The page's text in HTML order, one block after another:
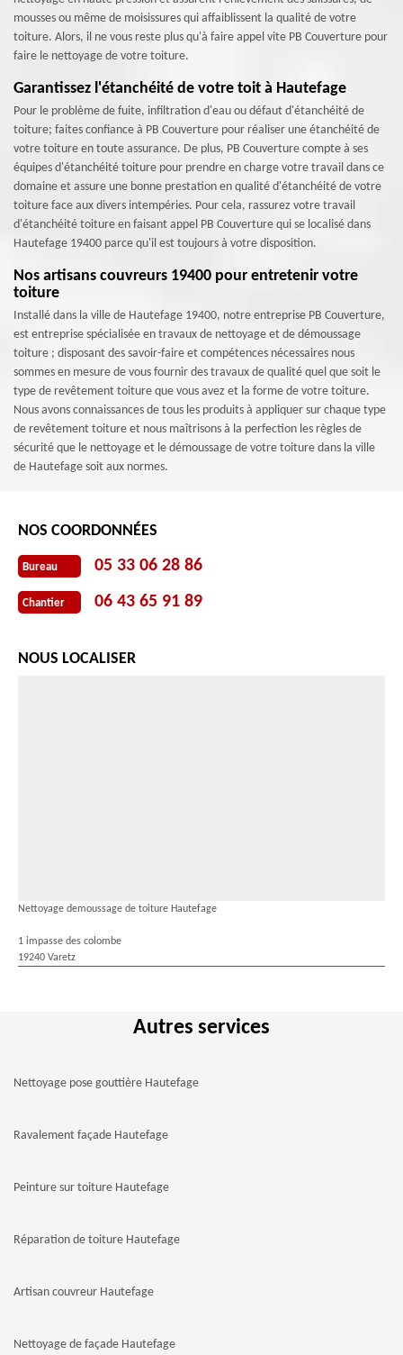
mousses ou même de moisissures qui affaiblissent la qualité de votre
toiture. Alors, il ne vous reste plus qu'à faire appel vite PB Couverture pour
faire le nettoyage de votre toiture.
Garantissez l'étanchéité de votre toit à Hautefage
Pour le problème de fuite, infiltration d'eau ou défaut d'étanchéité de
toiture; faites confiance à PB Couverture pour réaliser une étanchéité de
votre toiture en toute assurance. De plus, PB Couverture compte à ses
équipes d'étanchéité toiture pour prendre en charge votre travail dans ce
domaine et assure une bonne prestation en qualité d'étanchéité de votre
toiture face aux divers intempéries. Pour cela, rassurez votre travail
d'étanchéité toiture en faisant appel PB Couverture qui se localisé dans
Hautefage 19400 parce qu'il est toujours à votre disposition.
Nos artisans couvreurs 19400 pour entretenir votre
toiture
Installé dans la ville de Hautefage 19400, notre entreprise PB Couverture,
est entreprise spécialisée en travaux de nettoyage et de démoussage
toiture ; disposant des savoir-faire et compétences nécessaires nous
sommes en mesure de vous fournir des travaux de qualité quel que soit le
type de revêtement toiture que vous avez et la forme de votre toiture.
Nous avons connaissances de tous les produits à appliquer sur chaque type
de revêtement toiture et nous maîtrisons à la perfection les règles de
sécurité que le nettoyage et le démoussage de votre toiture dans la ville
de Hautefage soit aux normes.
NOS COORDONNÉES
Bureau 05 33 06 28 86
Chantier 06 43 65 91 89
NOUS LOCALISER
Nettoyage demoussage de toiture Hautefage
1 impasse des colombe
19240 Varetz
Autres services
Nettoyage pose gouttière Hautefage
Ravalement façade Hautefage
Peinture sur toiture Hautefage
Réparation de toiture Hautefage
Artisan couvreur Hautefage
Nettoyage de façade Hautefage